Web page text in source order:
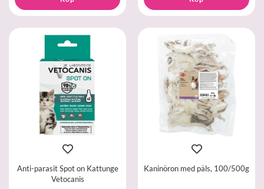
Anti-parasit Spot on Kattunge
Vetocanis
Kaninöron med päls, 100/500g